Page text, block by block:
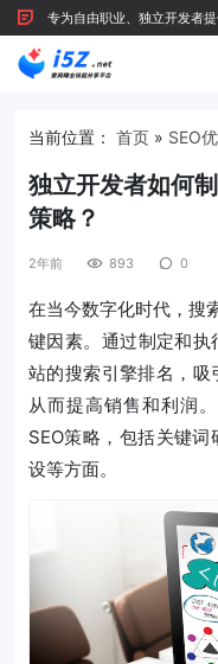
专为自由职业、独立开发者
们
当前位置： 首页 » SEO
独立开发者如何
策略？
2年前 893 0
在当今数字化时代，搜
键因素。通过制定和执
站的搜索引擎排名，吸
从而提高销售和利润
SEO策略，包括关键
设等方面。